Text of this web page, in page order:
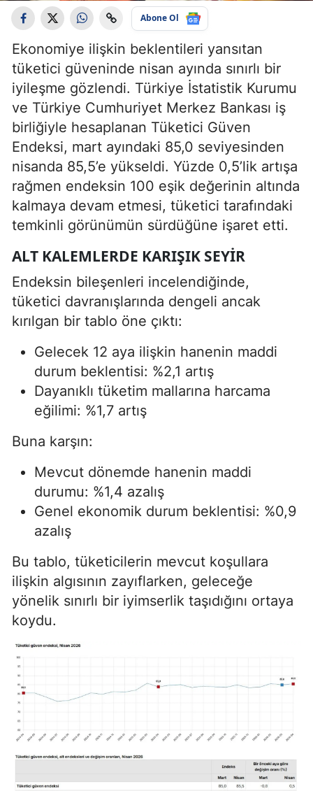
Abone Ol
Ekonomiye ilişkin beklentileri yansıtan
tüketici güveninde nisan ayında sınırlı bir
iyileşme gözlendi. Türkiye İstatistik Kurumu
ve Türkiye Cumhuriyet Merkez Bankası iş
birliğiyle hesaplanan Tüketici Güven
Endeksi, mart ayındaki 85,0 seviyesinden
nisanda 85,5’e yükseldi. Yüzde 0,5’lik artışa
rağmen endeksin 100 eşik değerinin altında
kalmaya devam etmesi, tüketici tarafındaki
temkinli görünümün sürdüğüne işaret etti.
ALT KALEMLERDE KARIŞIK SEYIR
Endeksin bileşenleri incelendiğinde,
tüketici davranışlarında dengeli ancak
kırılgan bir tablo öne çıktı:
Gelecek 12 aya ilişkin hanenin maddi
durum beklentisi: %2,1 artış
Dayanıklı tüketim mallarına harcama
eğilimi: %1,7 artış
Buna karşın:
Mevcut dönemde hanenin maddi
durumu: %1,4 azalış
Genel ekonomik durum beklentisi: %0,9
azalış
Bu tablo, tüketicilerin mevcut koşullara
ilişkin algısının zayıflarken, geleceğe
yönelik sınırlı bir iyimserlik taşıdığını ortaya
koydu.